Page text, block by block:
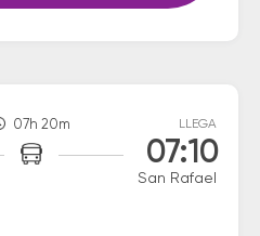
07h 20m LLEGA
07:10
San Rafael